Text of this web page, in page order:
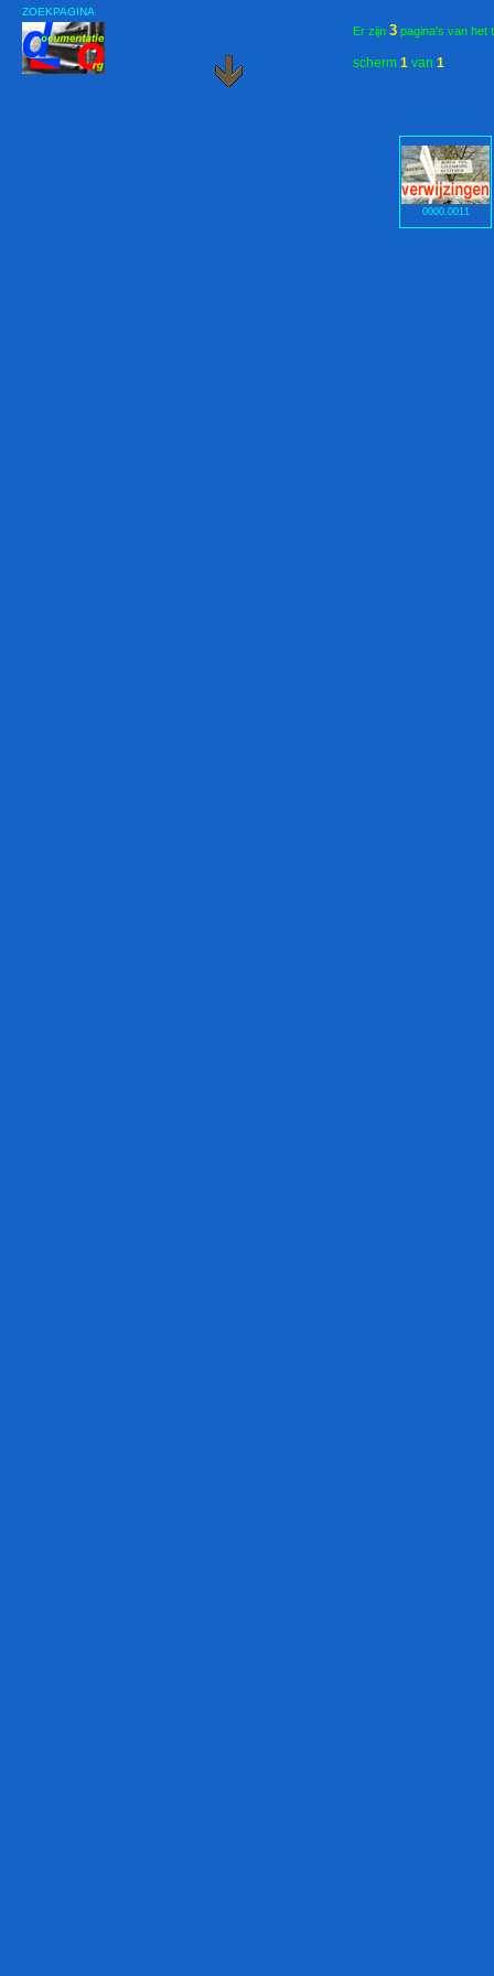
ZOEKPAGINA
Er zijn 3 pagina's van het
0000.0011
scherm 1 van 1